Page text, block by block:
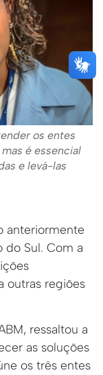
os entes
é essencial
e levá-las
anteriormente
do Sul. Com a
outras regiões
ressaltou a
as soluções
os três entes